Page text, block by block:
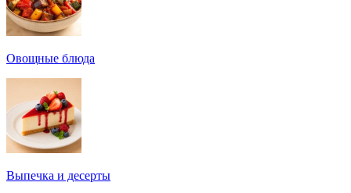
Овощные блюда
Выпечка и десерты